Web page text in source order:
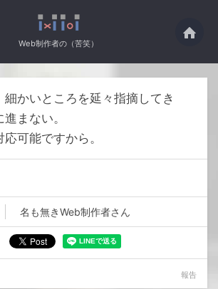
Web制作者の（苦笑）
細かいところを延々指摘してき
まない。
可能ですから。
名も無きWeb制作者さん
報告